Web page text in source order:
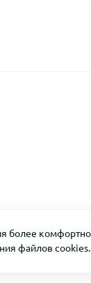
более
файлов cookies.